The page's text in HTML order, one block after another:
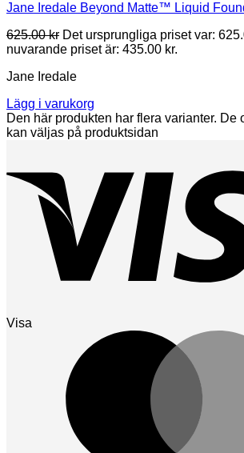
Jane Iredale Beyond Matte™ Liquid
625.00kr Det ursprungliga priset var:
nuvarande priset är: 435.00 kr.
Jane Iredale
Lägg i varukorg
Den här produkten har flera varianter. De
kan väljas på produktsidan
Visa